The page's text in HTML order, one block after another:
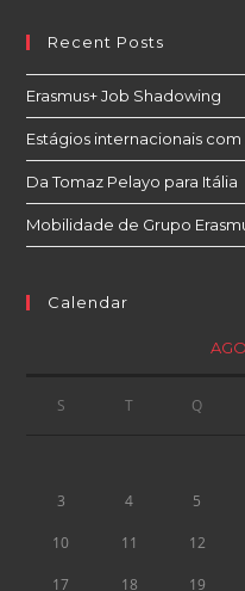
Recent Posts
Erasmus+ Job Shadowing
Estágios internacionais com
Da Tomaz Pelayo para Itália
Mobilidade de Grupo
Calendar
S T Q
3 4 5
10 11 12
17 18 19